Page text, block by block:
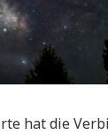
hat die